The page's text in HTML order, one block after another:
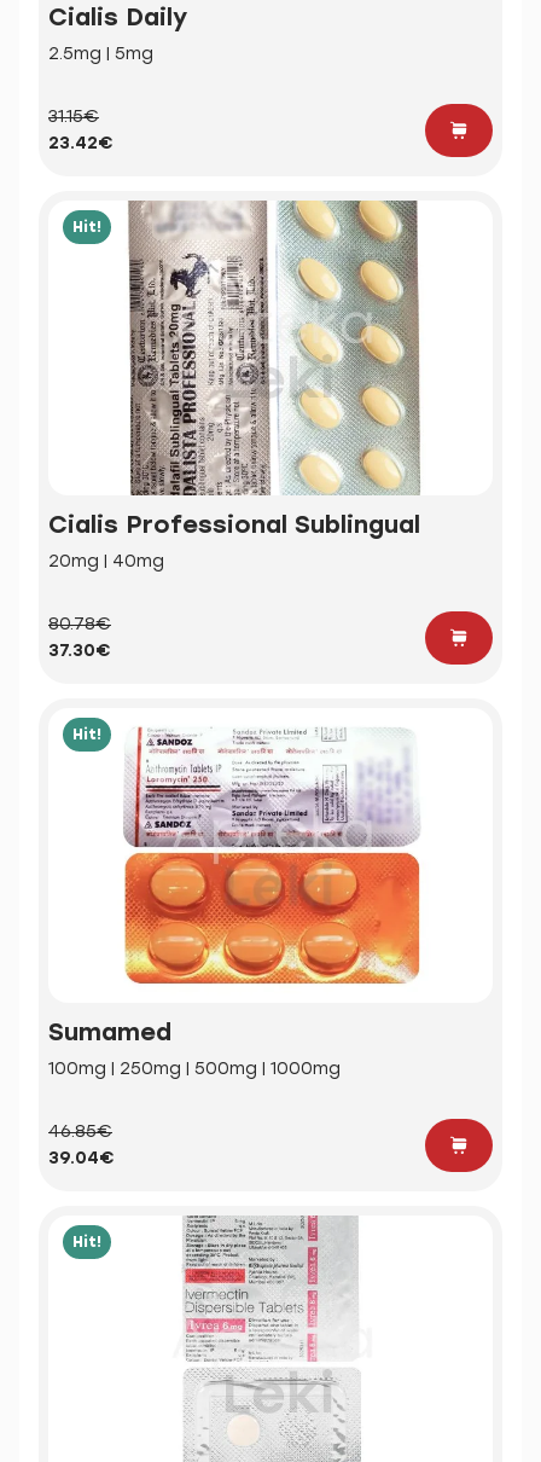
Cialis Daily
2.5mg | 5mg
31.15€
23.42€
Hit!
Cialis Professional Sublingual
20mg | 40mg
80.78€
37.30€
Hit!
Sumamed
100mg | 250mg | 500mg | 1000mg
46.85€
39.04€
Hit!